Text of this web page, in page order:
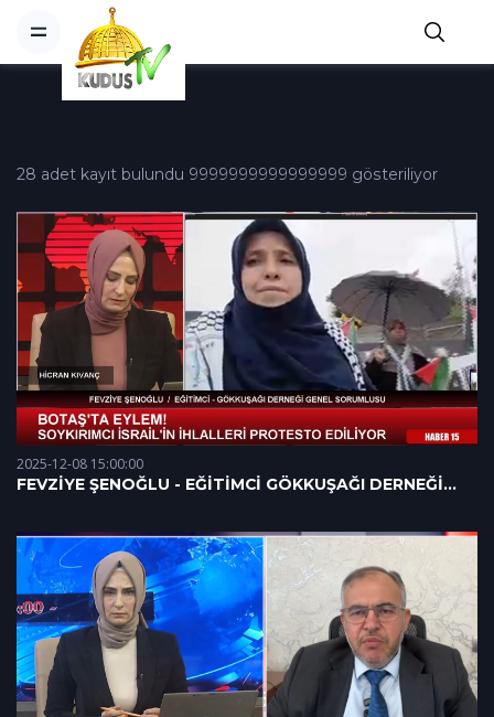
28 adet kayıt bulundu 9999999999999999 gösteriliyor
2025-12-08 15:00:00
FEVZİYE ŞENOĞLU - EĞİTİMCİ GÖKKUŞAĞI DERNEĞİ